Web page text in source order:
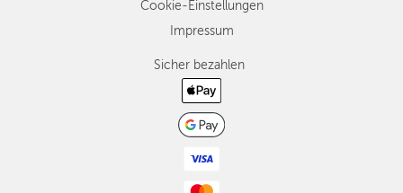
Cookie-Einstellungen
Impressum
Sicher bezahlen